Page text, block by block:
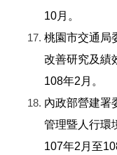
10月。
桃園市交通局
改善研究及績
108年2月。
內政部營建署
管理暨人行環
107年2月至